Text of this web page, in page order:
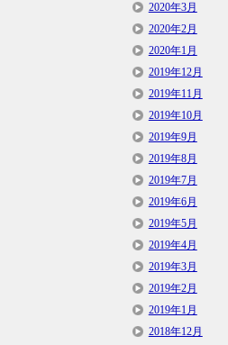
2020年3月
2020年2月
2020年1月
2019年12月
2019年11月
2019年10月
2019年9月
2019年8月
2019年7月
2019年6月
2019年5月
2019年4月
2019年3月
2019年2月
2019年1月
2018年12月